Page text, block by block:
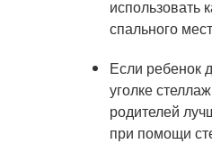
использовать
спального
Если ребенок
уголке
родителей
при помощи